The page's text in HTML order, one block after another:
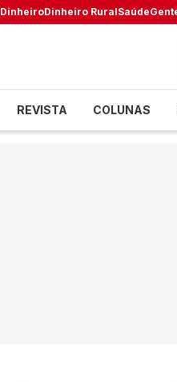
DinheiroDinheiro RuralSaúde
REVISTA COLUNAS